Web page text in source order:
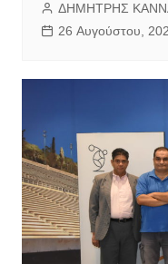
ΔΗΜΗΤΡΗΣ
26 Αυγούστου,